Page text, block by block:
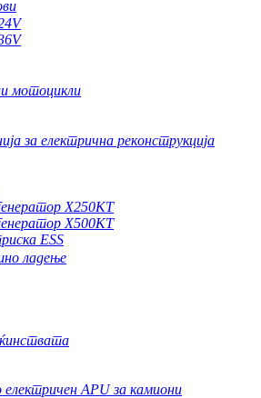
мотоцикли
за електрична реконструкција
X250KT
X500KT
ESS
ладење
електричен APU за камиони